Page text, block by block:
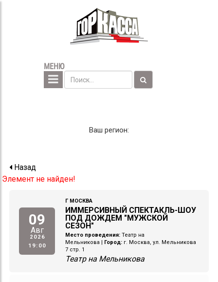
МЕНЮ
Ваш регион:
Назад
Элемент не найден!
09
Авг
2026
19:00
Г МОСКВА
ИММЕРСИВНЫЙ СПЕКТАКЛЬ-ШОУ
ПОД ДОЖДЕМ "МУЖСКОЙ
СЕЗОН"
Место проведения: Театр на
Мельникова
Город: г. Москва, ул. Мельникова
7 стр. 1
Театр на Мельникова